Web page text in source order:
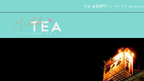
大分 出張専門メンズエステ MilkTea